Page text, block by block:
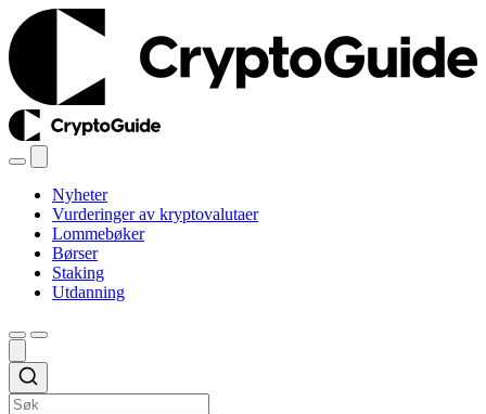
Nyheter
Vurderinger av kryptovalutaer
Lommebøker
Børser
Staking
Utdanning